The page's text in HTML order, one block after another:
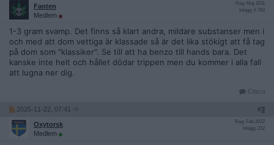
Fanten
Medlem
Reg: Maj 2011
Inlägg: 6 762
1-3 gram svamp. Det finns så klart andra, mildare substanser men i
och med att dom vettiga är klassade så är det lika stökigt att få tag
på dom som "klassiker". Se till att ha benzo till hands bara. Det
kanske inte helt och hållet dödar trippen men du kommer i alla fall
att lugna ner dig.
Citera
2025-11-22, 07:41 #3
Oxytorsk
Medlem
Reg: Feb 2022
Inlägg: 212